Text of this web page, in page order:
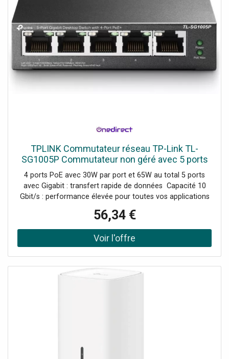
TPLINK Commutateur réseau TP-Link TL-
SG1005P Commutateur non géré avec 5 ports
Gigabit et 4 ports PoE, idéal pour les caméras IP,
les points d'accès et les
4 ports PoE avec 30W par port et 65W au total 5 ports
avec Gigabit : transfert rapide de données Capacité 10
Gbit/s : performance élevée pour toutes vos applications
Qualité de service (QoS) : priorisation intelligente du flux
Support PoE : alimentez vos dispositifs via le même câble
réseau Boîtier métallique sans ventilateur –
56,34 €